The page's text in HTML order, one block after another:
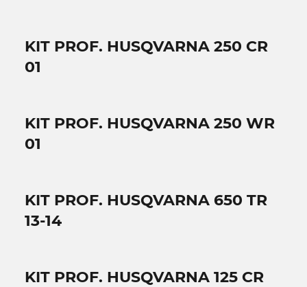
KIT PROF. HUSQVARNA 250 CR
01
KIT PROF. HUSQVARNA 250 WR
01
KIT PROF. HUSQVARNA 650 TR
13-14
KIT PROF. HUSQVARNA 125 CR